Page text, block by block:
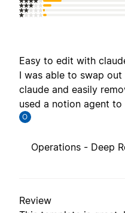
Easy to edit with
I was able to swap
claude and easily
used a notion agent
O
Operations - Deep
Review